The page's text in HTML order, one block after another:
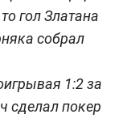
гол Златана
собрал
1:2 за
сделал покер